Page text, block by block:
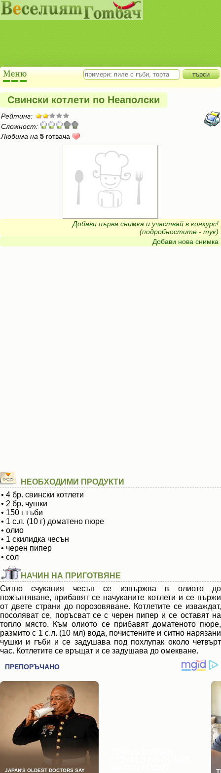
Свински котлети по Неаполски
Рейтинг:
Сложност:
Любима на 5 готвача
Добави първа снимка и участвай в конкурс!
(подробностите - тук)
Добави нова снимка
НЕОБХОДИМИ ПРОДУКТИ
• 4 бр. свински котлети
• 2 бр. чушки
• 150 г гъби
• 1 с.л. (10 г) доматено пюре
• олио
• 1 скилидка чесън
• черен пипер
• сол
НАЧИН НА ПРИГОТВЯНЕ
Ситно счукания чесън се изпържва в олиото до
пожълтяване, прибавят се начуканите котлети и се пържи
от двете страни до порозовяване. Котлетите се изваждат,
посоляват се, поръсват се с черен пипер и се оставят на
топло място. Към олиото се прибавят доматеното пюре,
размито с 1 с.л. (10 мл) вода, почистените и ситно нарязани
чушки и гъби и се задушава под похлупак около четвърт
час. Котлетите се връщат и се задушава до омекване.